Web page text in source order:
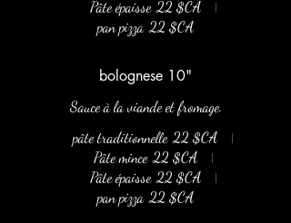
Pâte épaisse 22 $CA
pan pizza 22 $CA
bolognese 10"
Sauce à la viande et fromage.
pâte traditionnelle 22 $CA
Pâte mince 22 $CA
Pâte épaisse 22 $CA
pan pizza 22 $CA